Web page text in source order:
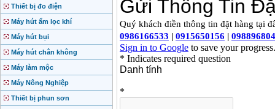
Thiết bị đo điện
Máy hút ẩm lọc khí
Máy hút bụi
Máy hút chân không
Máy làm mộc
Máy Nông Nghiệp
Thiết bị phun sơn